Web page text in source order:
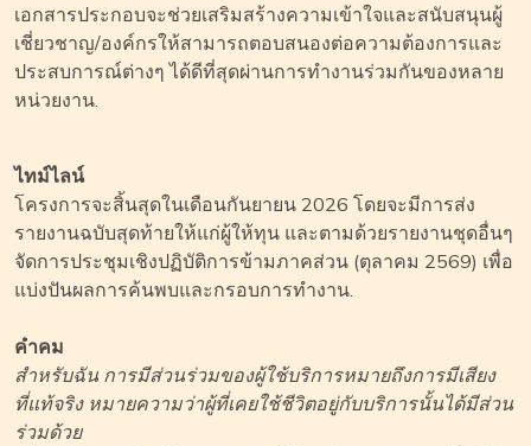
เอกสารประกอบจะช่วยเสริมสร้างความเข้าใจและสนับสนุนผู้
เชี่ยวชาญ/องค์กรให้สามารถตอบสนองต่อความต้องการและ
ประสบการณ์ต่างๆ ได้ดีที่สุดผ่านการทำงานร่วมกันของหลาย
หน่วยงาน.
ไทม์ไลน์
โครงการจะสิ้นสุดในเดือนกันยายน 2026 โดยจะมีการส่ง
รายงานฉบับสุดท้ายให้แก่ผู้ให้ทุน และตามด้วยรายงานชุดอื่นๆ
จัดการประชุมเชิงปฏิบัติการข้ามภาคส่วน (ตุลาคม 2569) เพื่อ
แบ่งปันผลการค้นพบและกรอบการทำงาน.
คำคม
สำหรับฉัน การมีส่วนร่วมของผู้ใช้บริการหมายถึงการมีเสียง
ที่แท้จริง หมายความว่าผู้ที่เคยใช้ชีวิตอยู่กับบริการนั้นได้มีส่วน
ร่วมด้วย